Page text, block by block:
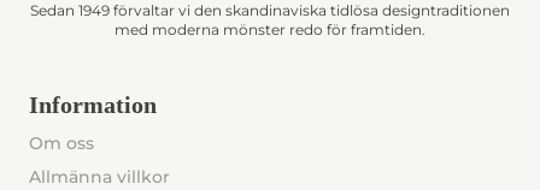
Sedan 1949 förvaltar vi den skandinaviska tidlösa designtraditionen
med moderna mönster redo för framtiden.
Information
Om oss
Allmänna villkor